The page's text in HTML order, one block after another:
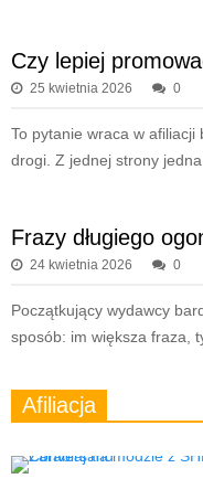
Czy lepiej
25 kwietnia 2026 0
To pytanie wraca w afiliacji
drogi. Z jednej strony
Frazy długiego
24 kwietnia 2026 0
Początkujący wydawcy
sposób: im większa fraza,
Afiliacja